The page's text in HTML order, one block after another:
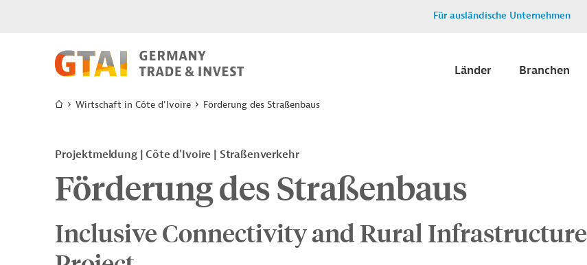
Für ausländische Unternehmen
Länder Branchen
Wirtschaft in Côte d'Ivoire Förderung des Straßenbaus
Projektmeldung Côte d'Ivoire Straßenverkehr
Förderung des Straßenbaus
Inclusive Connectivity and Rural Infrastructure